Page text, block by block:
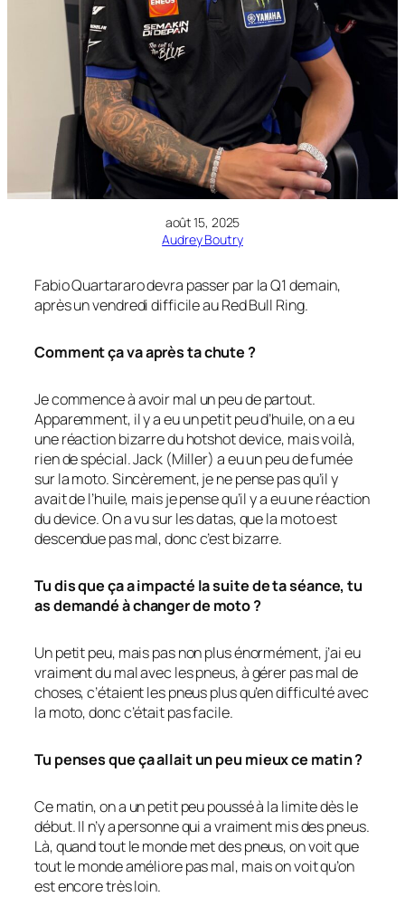
août 15, 2025
Audrey Boutry
Fabio Quartararo devra passer par la Q1 demain,
après un vendredi difficile au Red Bull Ring.
Comment ça va après ta chute ?
Je commence à avoir mal un peu de partout.
Apparemment, il y a eu un petit peu d’huile, on a eu
une réaction bizarre du hotshot device, mais voilà,
rien de spécial. Jack (Miller) a eu un peu de fumée
sur la moto. Sincèrement, je ne pense pas qu’il y
avait de l’huile, mais je pense qu’il y a eu une réaction
du device. On a vu sur les datas, que la moto est
descendue pas mal, donc c’est bizarre.
Tu dis que ça a impacté la suite de ta séance, tu
as demandé à changer de moto ?
Un petit peu, mais pas non plus énormément, j’ai eu
vraiment du mal avec les pneus, à gérer pas mal de
choses, c’étaient les pneus plus qu’en difficulté avec
la moto, donc c’était pas facile.
Tu penses que ça allait un peu mieux ce matin ?
Ce matin, on a un petit peu poussé à la limite dès le
début. Il n’y a personne qui a vraiment mis des pneus.
Là, quand tout le monde met des pneus, on voit que
tout le monde améliore pas mal, mais on voit qu’on
est encore très loin.